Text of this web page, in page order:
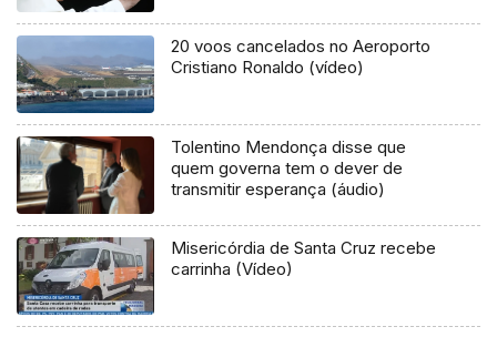
20 voos cancelados no Aeroporto
Cristiano Ronaldo (vídeo)
Tolentino Mendonça disse que
quem governa tem o dever de
transmitir esperança (áudio)
Misericórdia de Santa Cruz recebe
carrinha (Vídeo)